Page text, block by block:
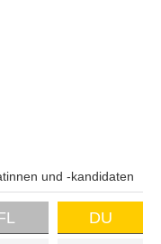
und -kandidaten
DU